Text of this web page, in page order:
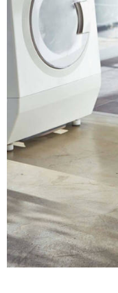
収納
照明
内装用建材
ロートアイアン
メンテナンス・
福岡 ショールーム
横浜スマートショ
ム
修理お問い合わせ
説明書・図面検索
ミラタップチャン
自分らしい家づく
SUVACO
床・
屋
外
床・
浴
駐
車
場
に
適
し